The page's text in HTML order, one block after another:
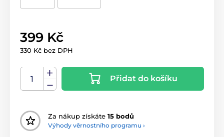
399 Kč
330 Kč bez DPH
Přidat do košíku
Za nákup získáte 15 bodů
Výhody věrnostního programu ›